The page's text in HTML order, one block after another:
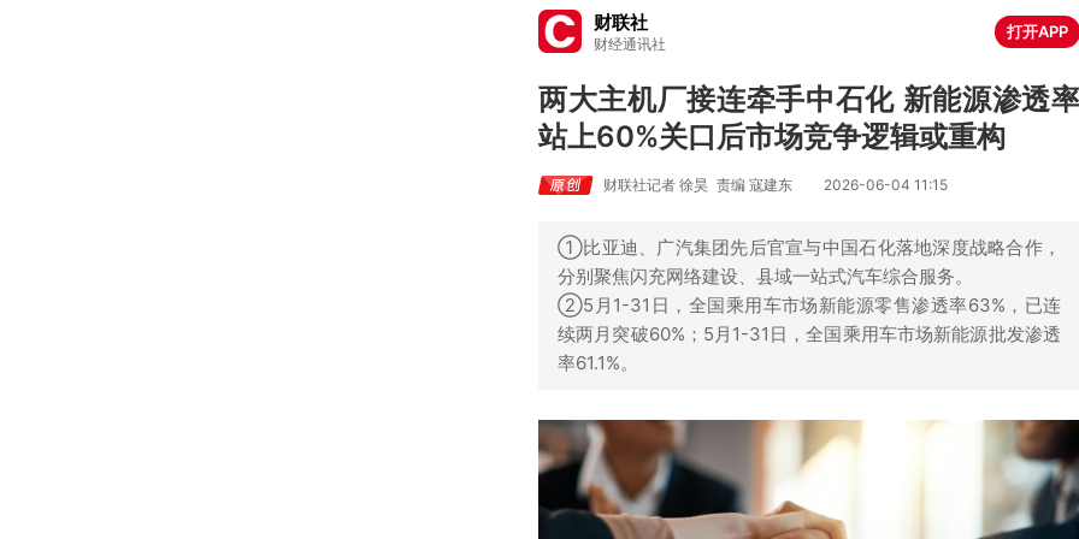
财联社
财经通讯社
打开APP
两大主机厂接连牵手中石化 新能源渗透率
站上60%关口后市场竞争逻辑或重构
财联社记者 徐昊 责编 寇建东 2026-06-04 11:15
①比亚迪、广汽集团先后官宣与中国石化落地深度战略合作，
分别聚焦闪充网络建设、县域一站式汽车综合服务。
②5月1-31日，全国乘用车市场新能源零售渗透率63%，已连
续两月突破60%；5月1-31日，全国乘用车市场新能源批发渗透
率61.1%。